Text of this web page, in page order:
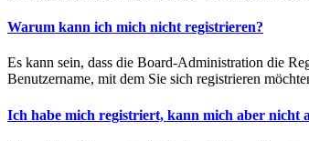
Warum kann ich mich nicht registrieren?
Es kann sein, dass die Board-Administration die
Benutzername, mit dem Sie sich registrieren
Ich habe mich registriert, kann mich aber nicht